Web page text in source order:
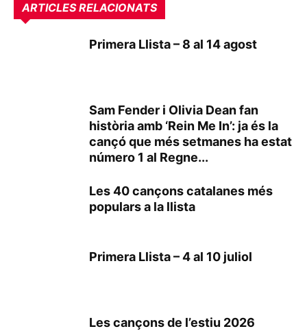
ARTICLES RELACIONATS
Primera Llista – 8 al 14 agost
Sam Fender i Olivia Dean fan
història amb ‘Rein Me In’: ja és la
cançó que més setmanes ha estat
número 1 al Regne...
Les 40 cançons catalanes més
populars a la llista
Primera Llista – 4 al 10 juliol
Les cançons de l’estiu 2026